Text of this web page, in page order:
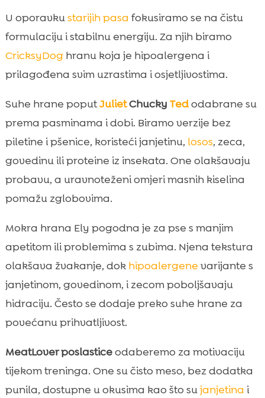
U oporavkustarijih pasa fokusiramo se na čistu
formulaciju i stabilnu energiju. Za njih biramo
CricksyDoghranu koja je hipoalergena i
prilagođena svim uzrastima i osjetljivostima.
Suhe hrane poputJulietChucky Tedodabrane su
prema pasminama i dobi. Biramo verzije bez
piletine i pšenice, koristeći janjetinu, losos, zeca,
govedinu ili proteine iz insekata. One olakšavaju
probavu, a uravnoteženi omjeri masnih kiselina
pomažu zglobovima.
Mokra hrana Ely pogodna je za pse s manjim
apetitom ili problemima s zubima. Njena tekstura
olakšava žvakanje, dok hipoalergene varijante s
janjetinom, govedinom, i zecom poboljšavaju
hidraciju. Često se dodaje preko suhe hrane za
povećanu prihvatljivost.
MeatLover poslasticeodaberemo za motivaciju
tijekom treninga. One su čisto meso, bez dodatka
punila, dostupne u okusima kao što sujanjetina i